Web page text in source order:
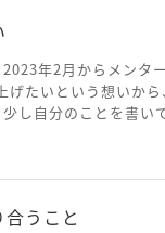
年2月からメンタ
げたいという想いか
し自分のことを書
うこと